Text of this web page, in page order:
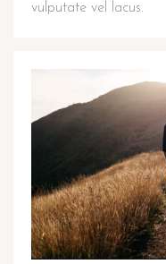
vulputate vel lacus.